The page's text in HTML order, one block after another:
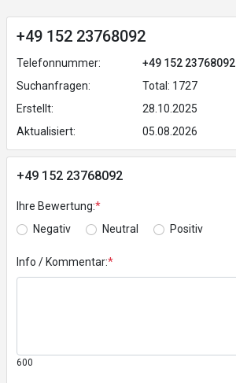
+49 152 23768092
Telefonnummer:
+49 152 23768092
Suchanfragen:
Total: 1727
Erstellt:
28.10.2025
Aktualisiert:
05.08.2026
+49 152 23768092
Ihre Bewertung:*
Negativ
Neutral Positiv
Info / Kommentar:*
600